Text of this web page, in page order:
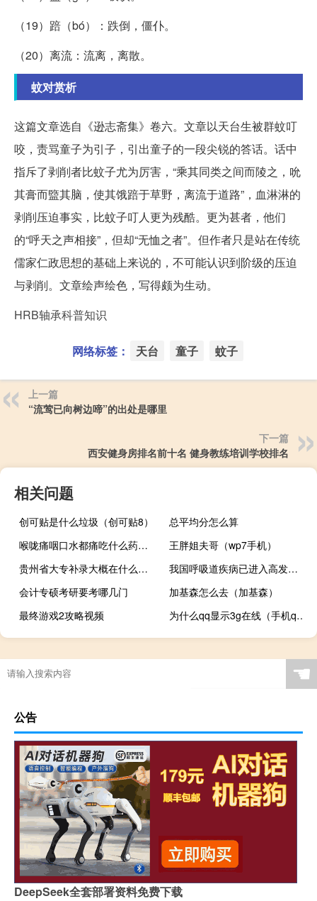
（19）踣（bó）：跌倒，僵仆。
（20）离流：流离，离散。
蚊对赏析
这篇文章选自《逊志斋集》卷六。文章以天台生被群蚊叮
咬，责骂童子为引子，引出童子的一段尖锐的答话。话中
指斥了剥削者比蚊子尤为厉害，“乘其同类之间而陵之，吮
其膏而盬其脑，使其饿踣于草野，离流于道路”，血淋淋的
剥削压迫事实，比蚊子叮人更为残酷。更为甚者，他们
的“呼天之声相接”，但却“无恤之者”。但作者只是站在传统
儒家仁政思想的基础上来说的，不可能认识到阶级的压迫
与剥削。文章绘声绘色，写得颇为生动。
HRB轴承科普知识
网络标签： 天台 童子 蚊子
上一篇
“流莺已向树边啼”的出处是哪里
下一篇
西安健身房排名前十名 健身教练培训学校排名
相关问题
创可贴是什么垃圾（创可贴8）
总平均分怎么算
喉咙痛咽口水都痛吃什么药快速缓解啊（喉咙痛咽口水都痛吃什么药）
王胖姐夫哥（wp7手机）
贵州省大专补录大概在什么时间
我国呼吸道疾病已进入高发季 多种疾病交织叠加
会计专硕考研要考哪几门
加基森怎么去（加基森）
最终游戏2攻略视频
为什么qq显示3g在线（手机qq3g在线是什么意思）
☚
公告
DeepSeek全套部署资料免费下载